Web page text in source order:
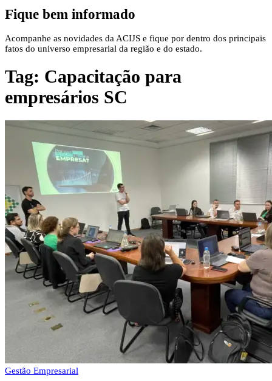
Fique bem informado
Acompanhe as novidades da ACIJS e fique por dentro dos principais
fatos do universo empresarial da região e do estado.
Tag: Capacitação para
empresários SC
Gestão Empresarial